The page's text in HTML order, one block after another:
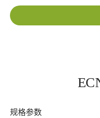
规格参数